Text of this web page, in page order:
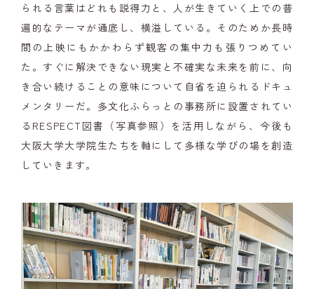
られる言葉はどれも説得力と、人が生きていく上での普
遍的なテーマが通底し、横溢している。そのためか長時
間の上映にもかかわらず観客の集中力も張りつめてい
た。すぐに解決できない現実と不確実な未来を前に、向
き合い続けることの意味について自省を迫られるドキュ
メンタリーだ。多文化ふらっとの事務所に設置されてい
るRESPECT図書（写真参照）を活用しながら、今後も
大阪大学大学院生たちを軸にして多様な学びの場を創造
していきます。